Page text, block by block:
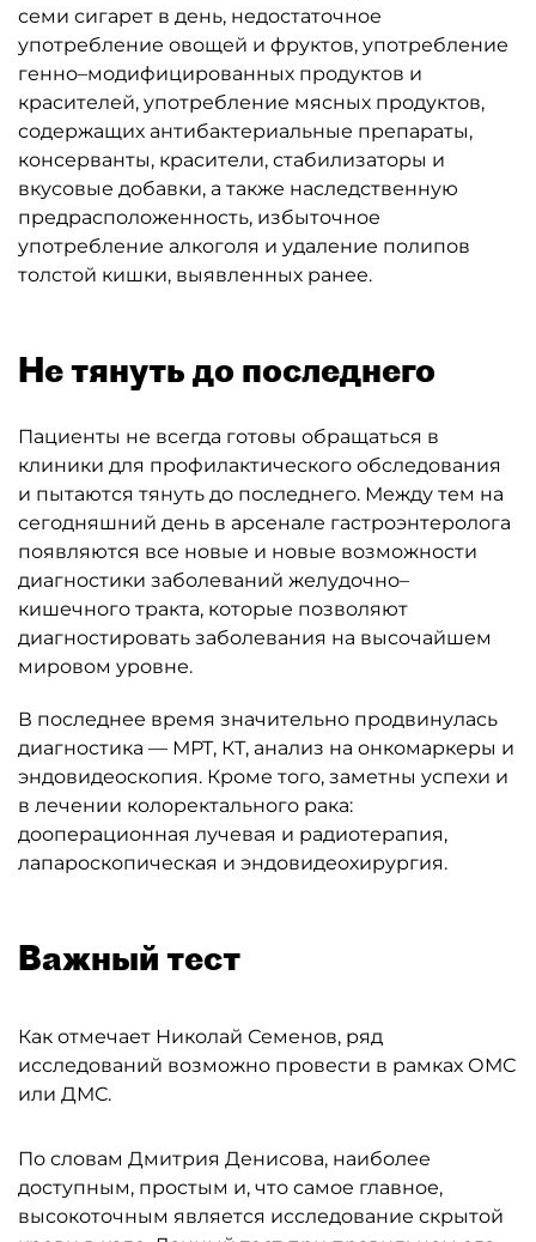
семи сигарет в день, недостаточное
употребление овощей и фруктов, употребление
генно–модифицированных продуктов и
красителей, употребление мясных продуктов,
содержащих антибактериальные препараты,
консерванты, красители, стабилизаторы и
вкусовые добавки, а также наследственную
предрасположенность, избыточное
употребление алкоголя и удаление полипов
толстой кишки, выявленных ранее.
Не тянуть до последнего
Пациенты не всегда готовы обращаться в
клиники для профилактического обследования
и пытаются тянуть до последнего. Между тем на
сегодняшний день в арсенале гастроэнтеролога
появляются все новые и новые возможности
диагностики заболеваний желудочно–
кишечного тракта, которые позволяют
диагностировать заболевания на высочайшем
мировом уровне.
В последнее время значительно продвинулась
диагностика — МРТ, КТ, анализ на онкомаркеры и
эндовидеоскопия. Кроме того, заметны успехи и
в лечении колоректального рака:
дооперационная лучевая и радиотерапия,
лапароскопическая и эндовидеохирургия.
Важный тест
Как отмечает Николай Семенов, ряд
исследований возможно провести в рамках ОМС
или ДМС.
По словам Дмитрия Денисова, наиболее
доступным, простым и, что самое главное,
высокоточным является исследование скрытой